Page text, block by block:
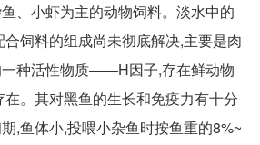
、小虾为主的动物饲料。淡水中的
合饲料的组成尚未彻底解决,主要是肉
种活性物质——H因子,存在鲜动物
。其对黑鱼的生长和免疫力有十分
,鱼体小,投喂小杂鱼时按鱼重的8%~